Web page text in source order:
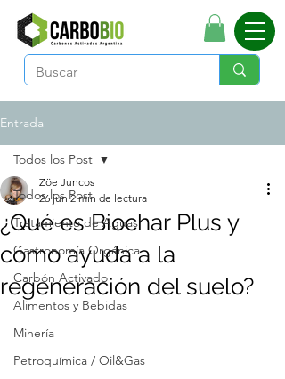
Entrada
Todos los Post
Tratamiento de Aguas
Gastronomía Orgánica
Carbón Activado
Alimentos y Bebidas
Minería
Petroquímica / Oil&Gas
Todos los Post
¿Qué es Biochar Plus y
cómo ayuda a la
regeneración del suelo?
Zöe Juncos
26 jun 2 min de lectura